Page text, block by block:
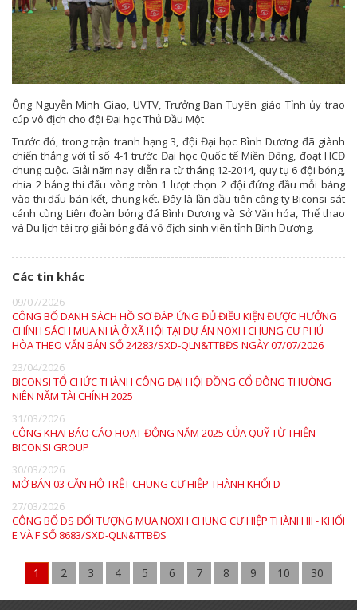
Ông Nguyễn Minh Giao, UVTV, Trưởng Ban Tuyên giáo Tỉnh ủy trao
cúp vô địch cho đội Đại học Thủ Dầu Một
Trước đó, trong trận tranh hạng 3, đội Đại học Bình Dương đã giành
chiến thắng với tỉ số 4-1 trước Đại học Quốc tế Miền Đông, đoạt HCĐ
chung cuộc. Giải năm nay diễn ra từ tháng 12-2014, quy tụ 6 đội bóng,
chia 2 bảng thi đấu vòng tròn 1 lượt chọn 2 đội đứng đầu mỗi bảng
vào thi đấu bán kết, chung kết. Đây là lần đầu tiên công ty Biconsi sát
cánh cùng Liên đoàn bóng đá Bình Dương và Sở Văn hóa, Thể thao
và Du lịch tài trợ giải bóng đá vô địch sinh viên tỉnh Bình Dương.
Các tin khác
09/07/2026
CÔNG BỐ DANH SÁCH HỒ SƠ ĐÁP ỨNG ĐỦ ĐIỀU KIỆN ĐƯỢC HƯỞNG
CHÍNH SÁCH MUA NHÀ Ở XÃ HỘI TẠI DỰ ÁN NOXH CHUNG CƯ PHÚ
HÒA THEO VĂN BẢN SỐ 24283/SXD-QLN&TTBĐS NGÀY 07/07/2026
23/04/2026
BICONSI TỔ CHỨC THÀNH CÔNG ĐẠI HỘI ĐỒNG CỔ ĐÔNG THƯỜNG
NIÊN NĂM TÀI CHÍNH 2025
31/03/2026
CÔNG KHAI BÁO CÁO HOẠT ĐỘNG NĂM 2025 CỦA QUỸ TỪ THIỆN
BICONSI GROUP
30/03/2026
MỞ BÁN 03 CĂN HỘ TRỆT CHUNG CƯ HIỆP THÀNH KHỐI D
27/03/2026
CÔNG BỐ DS ĐỐI TƯỢNG MUA NOXH CHUNG CƯ HIỆP THÀNH III - KHỐI
E VÀ F SỐ 8683/SXD-QLN&TTBĐS
1 2 3 4 5 6 7 8 9 10 30